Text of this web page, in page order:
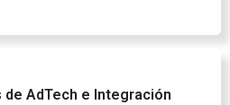
de AdTech e Integración